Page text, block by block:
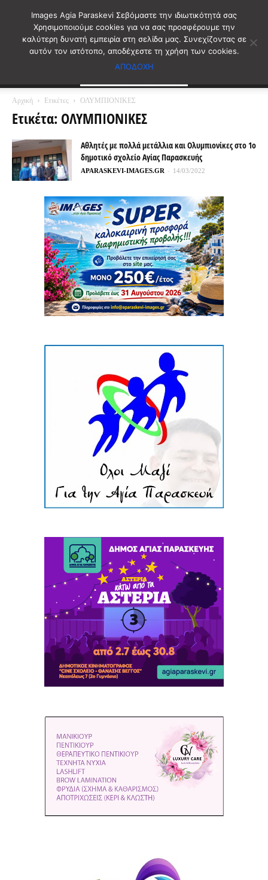
Αρχική Ετικέτες ΟΛΥΜΠΙΟΝΙΚΕΣ
Ετικέτα: ΟΛΥΜΠΙΟΝΙΚΕΣ
Αθλητές με πολλά μετάλλια και Ολυμπιονίκες στο 1ο
δημοτικό σχολείο Αγίας Παρασκευής
APARASKEVI-IMAGES.GR - 14/03/2022
Images Agia Paraskevi Σεβόμαστε την ιδιωτικότητά σας
Χρησιμοποιούμε cookies για να σας προσφέρουμε την
καλύτερη δυνατή εμπειρία στη σελίδα μας. Συνεχίζοντας σε
αυτόν τον ιστότοπο, αποδέχεστε τη χρήση των cookies.
ΑΠΟΔΟΧΗ